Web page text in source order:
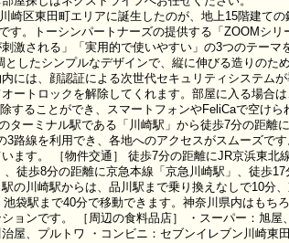
崎区東田町エリアに誕生したのが、地上15階建て
す。トーシンパートナーズの提供する「ZOOMシリ
激される」「実用的で使いやすい」の3つのテーマ
したシンプルなデザインで、縦に伸びる造りのた
には、顔認証による次世代セキュリティシステム
ートロックを解除してくれます。部屋に入る場合
することができ、スマートフォンやFeliCaで空けら
ターミナル駅である「川崎駅」から徒歩7分の距離
3路線を利用でき、各地へのアクセスがスムーズで
ます。 ［物件交通］ 徒歩7分の距離にJR京浜東北
徒歩8分の距離に京急本線「京急川崎駅」、徒歩
の川崎駅からは、品川駅まで乗り換えなしで10分
袋駅まで40分で移動できます。神奈川県内はもち
ョンです。 ［周辺の食料品店］ ・スーパー：旭屋
屋、プルトワ ・コンビニ：セブンイレブン川崎東